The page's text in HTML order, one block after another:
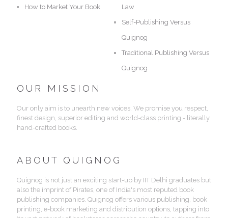
How to Market Your Book
Law
Self-Publishing Versus
Quignog
Traditional Publishing Versus
Quignog
OUR MISSION
Our only aim is to unearth new voices. We promise you respect,
finest design, superior editing and world-class printing - literally
hand-crafted books.
ABOUT QUIGNOG
Quignog is not just an exciting start-up by IIT Delhi graduates but
also the imprint of Pirates, one of India's most reputed book
publishing companies. Quignog offers various publishing, book
printing, e-book marketing and distribution options, tapping into